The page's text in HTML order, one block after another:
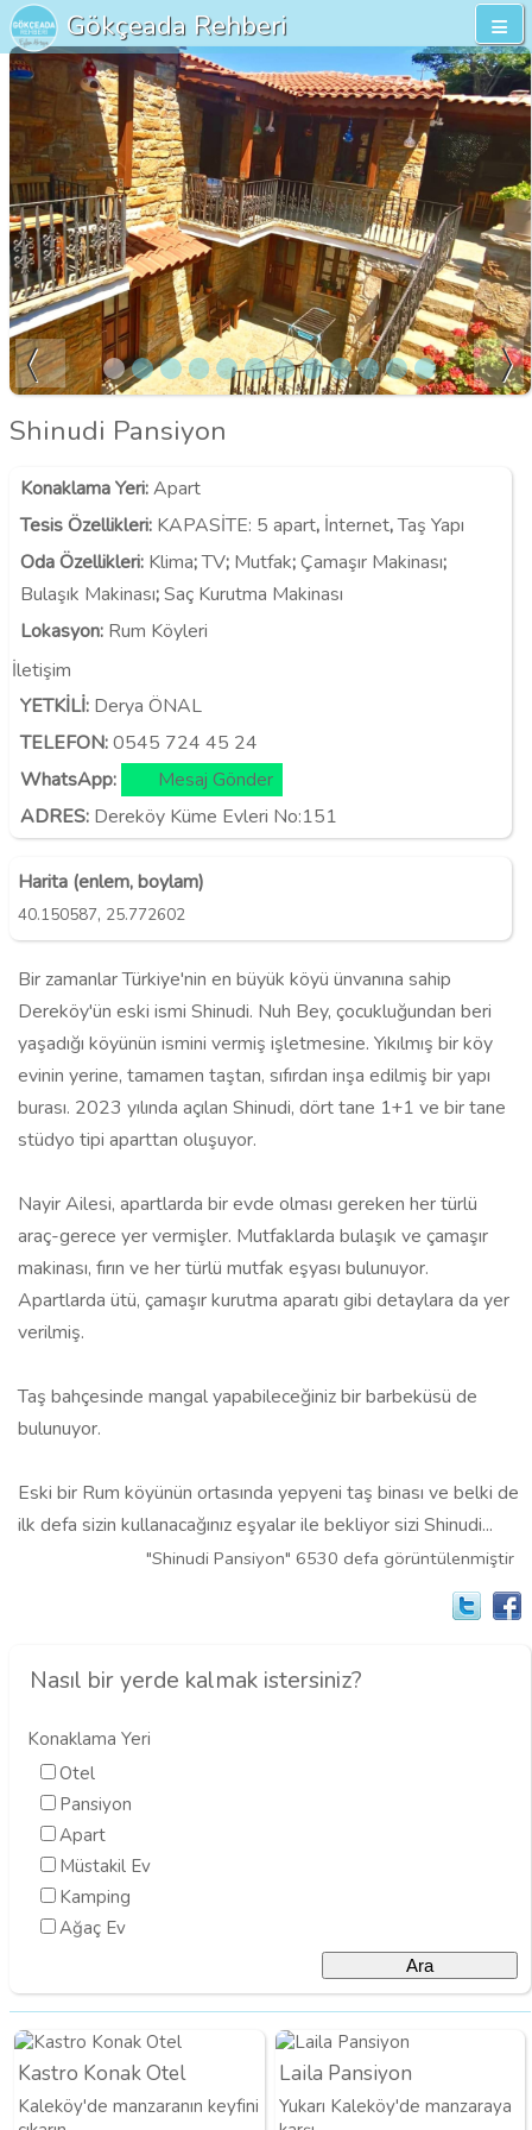
Gökçeada Rehberi
Shinudi Pansiyon
Konaklama Yeri:Apart
Tesis Özellikleri: KAPASİTE: 5 apart, İnternet,Taş Yapı
Oda Özellikleri: Klima;TV; Mutfak;Çamaşır Makinası;
Bulaşık Makinası;Saç Kurutma Makinası
Lokasyon: Rum Köyleri
İletişim
YETKİLİ: Derya ÖNAL
TELEFON:0545 724 45 24
WhatsApp:
Mesaj Gönder
ADRES: Dereköy Küme Evleri No:151
Harita (enlem, boylam)
40.150587, 25.772602
Bir zamanlar Türkiye'nin en büyük köyü ünvanına sahip
Dereköy'ün eski ismi Shinudi. Nuh Bey, çocukluğundan beri
yaşadığı köyünün ismini vermiş işletmesine. Yıkılmış bir köy
evinin yerine, tamamen taştan, sıfırdan inşa edilmiş bir yapı
burası. 2023 yılında açılan Shinudi, dört tane 1+1 ve bir tane
stüdyo tipi aparttan oluşuyor.
Nayir Ailesi, apartlarda bir evde olması gereken her türlü
araç-gerece yer vermişler. Mutfaklarda bulaşık ve çamaşır
makinası, fırın ve her türlü mutfak eşyası bulunuyor.
Apartlarda ütü, çamaşır kurutma aparatı gibi detaylara da yer
verilmiş.
Taş bahçesinde mangal yapabileceğiniz bir barbeküsü de
bulunuyor.
Eski bir Rum köyünün ortasında yepyeni taş binası ve belki de
ilk defa sizin kullanacağınız eşyalar ile bekliyor sizi Shinudi...
"Shinudi Pansiyon" 6530 defa görüntülenmiştir
Nasıl bir yerde kalmak istersiniz?
Konaklama Yeri
Otel
Pansiyon
Apart
Müstakil Ev
Kamping
Ağaç Ev
Kastro Konak Otel
Kaleköy'de manzaranın keyfini
Laila Pansiyon
Yukarı Kaleköy'de manzaraya